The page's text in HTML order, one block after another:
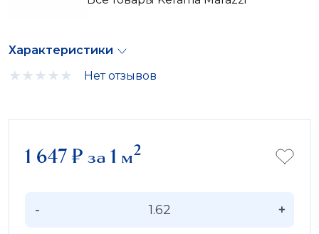
Характеристики
Нет отзывов
1 647₽за 1 м2
- +